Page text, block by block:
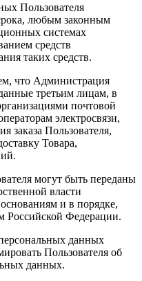
Пользователя
любым законным
системах
средств
таких средств.
что Администрация
третьим лицам, в
почтовой
электросвязи,
заказа Пользователя,
Товара,
могут быть переданы
власти
и в порядке,
Российской Федерации.
данных
Пользователя об
данных.